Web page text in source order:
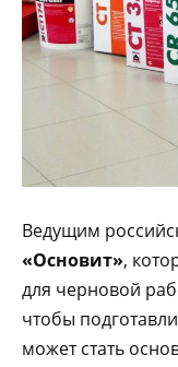
Ведущим
«Основит»,
для черновой
чтобы
может стать